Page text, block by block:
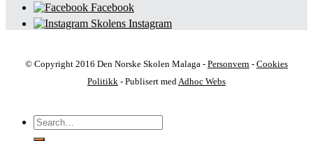
Facebook
Skolens Instagram
© Copyright 2016 Den Norske Skolen Malaga - Personvern - Cookies
Politikk - Publisert med Adhoc Webs